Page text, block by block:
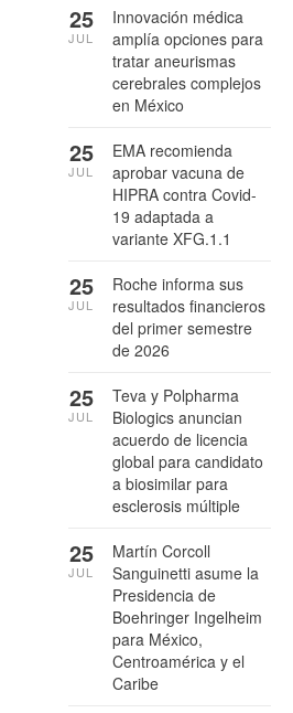
Innovación médica
amplía opciones para
tratar aneurismas
cerebrales complejos
en México
25
JUL
EMA recomienda
aprobar vacuna de
HIPRA contra Covid-
19 adaptada a
variante XFG.1.1
25
JUL
Roche informa sus
resultados financieros
del primer semestre
de 2026
25
JUL
Teva y Polpharma
Biologics anuncian
acuerdo de licencia
global para candidato
a biosimilar para
esclerosis múltiple
25
JUL
Martín Corcoll
Sanguinetti asume la
Presidencia de
Boehringer Ingelheim
para México,
Centroamérica y el
Caribe
25
JUL